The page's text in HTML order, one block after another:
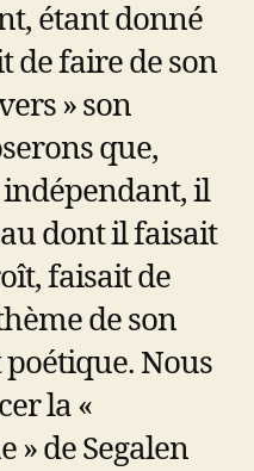
étant donné
de faire de son
» son
que,
il
dont il faisait
faisait de
de son
Nous
la «
» de Segalen